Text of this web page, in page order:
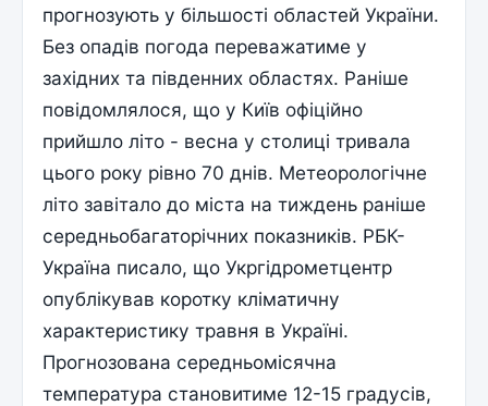
прогнозують у більшості областей України.
Без опадів погода переважатиме у
західних та південних областях. Раніше
повідомлялося, що у Київ офіційно
прийшло літо - весна у столиці тривала
цього року рівно 70 днів. Метеорологічне
літо завітало до міста на тиждень раніше
середньобагаторічних показників. РБК-
Україна писало, що Укргідрометцентр
опублікував коротку кліматичну
характеристику травня в Україні.
Прогнозована середньомісячна
температура становитиме 12-15 градусів,